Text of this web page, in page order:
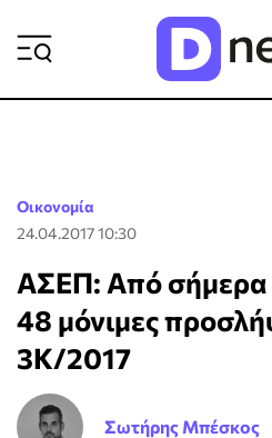
Οικονομία
24.04.2017 10:30
ΑΣΕΠ: Από σήμερα
48 μόνιμες
3Κ/2017
Σωτήρης Μπέσκος